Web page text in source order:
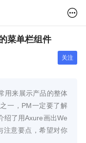
菜单栏组件
关注
用来展示产品的整体
一，PM一定要了解
绍了用Axure画出We
注意要点，希望对你